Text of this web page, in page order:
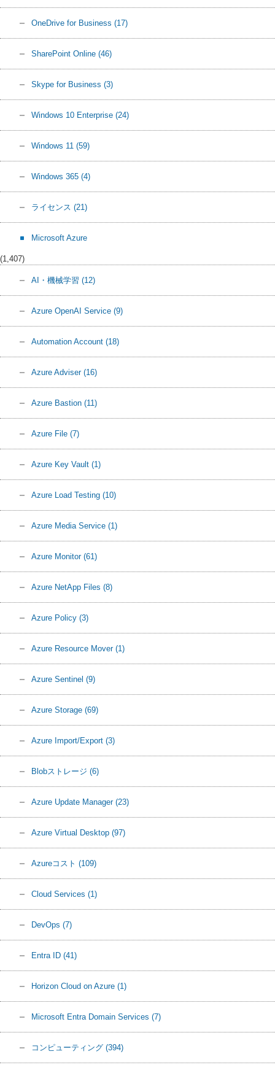
OneDrive for Business (17)
SharePoint Online (46)
Skype for Business (3)
Windows 10 Enterprise (24)
Windows 11 (59)
Windows 365 (4)
ライセンス (21)
Microsoft Azure
(1,407)
AI・機械学習 (12)
Azure OpenAI Service (9)
Automation Account (18)
Azure Adviser (16)
Azure Bastion (11)
Azure File (7)
Azure Key Vault (1)
Azure Load Testing (10)
Azure Media Service (1)
Azure Monitor (61)
Azure NetApp Files (8)
Azure Policy (3)
Azure Resource Mover (1)
Azure Sentinel (9)
Azure Storage (69)
Azure Import/Export (3)
Blobストレージ (6)
Azure Update Manager (23)
Azure Virtual Desktop (97)
Azureコスト (109)
Cloud Services (1)
DevOps (7)
Entra ID (41)
Horizon Cloud on Azure (1)
Microsoft Entra Domain Services (7)
コンピューティング (394)